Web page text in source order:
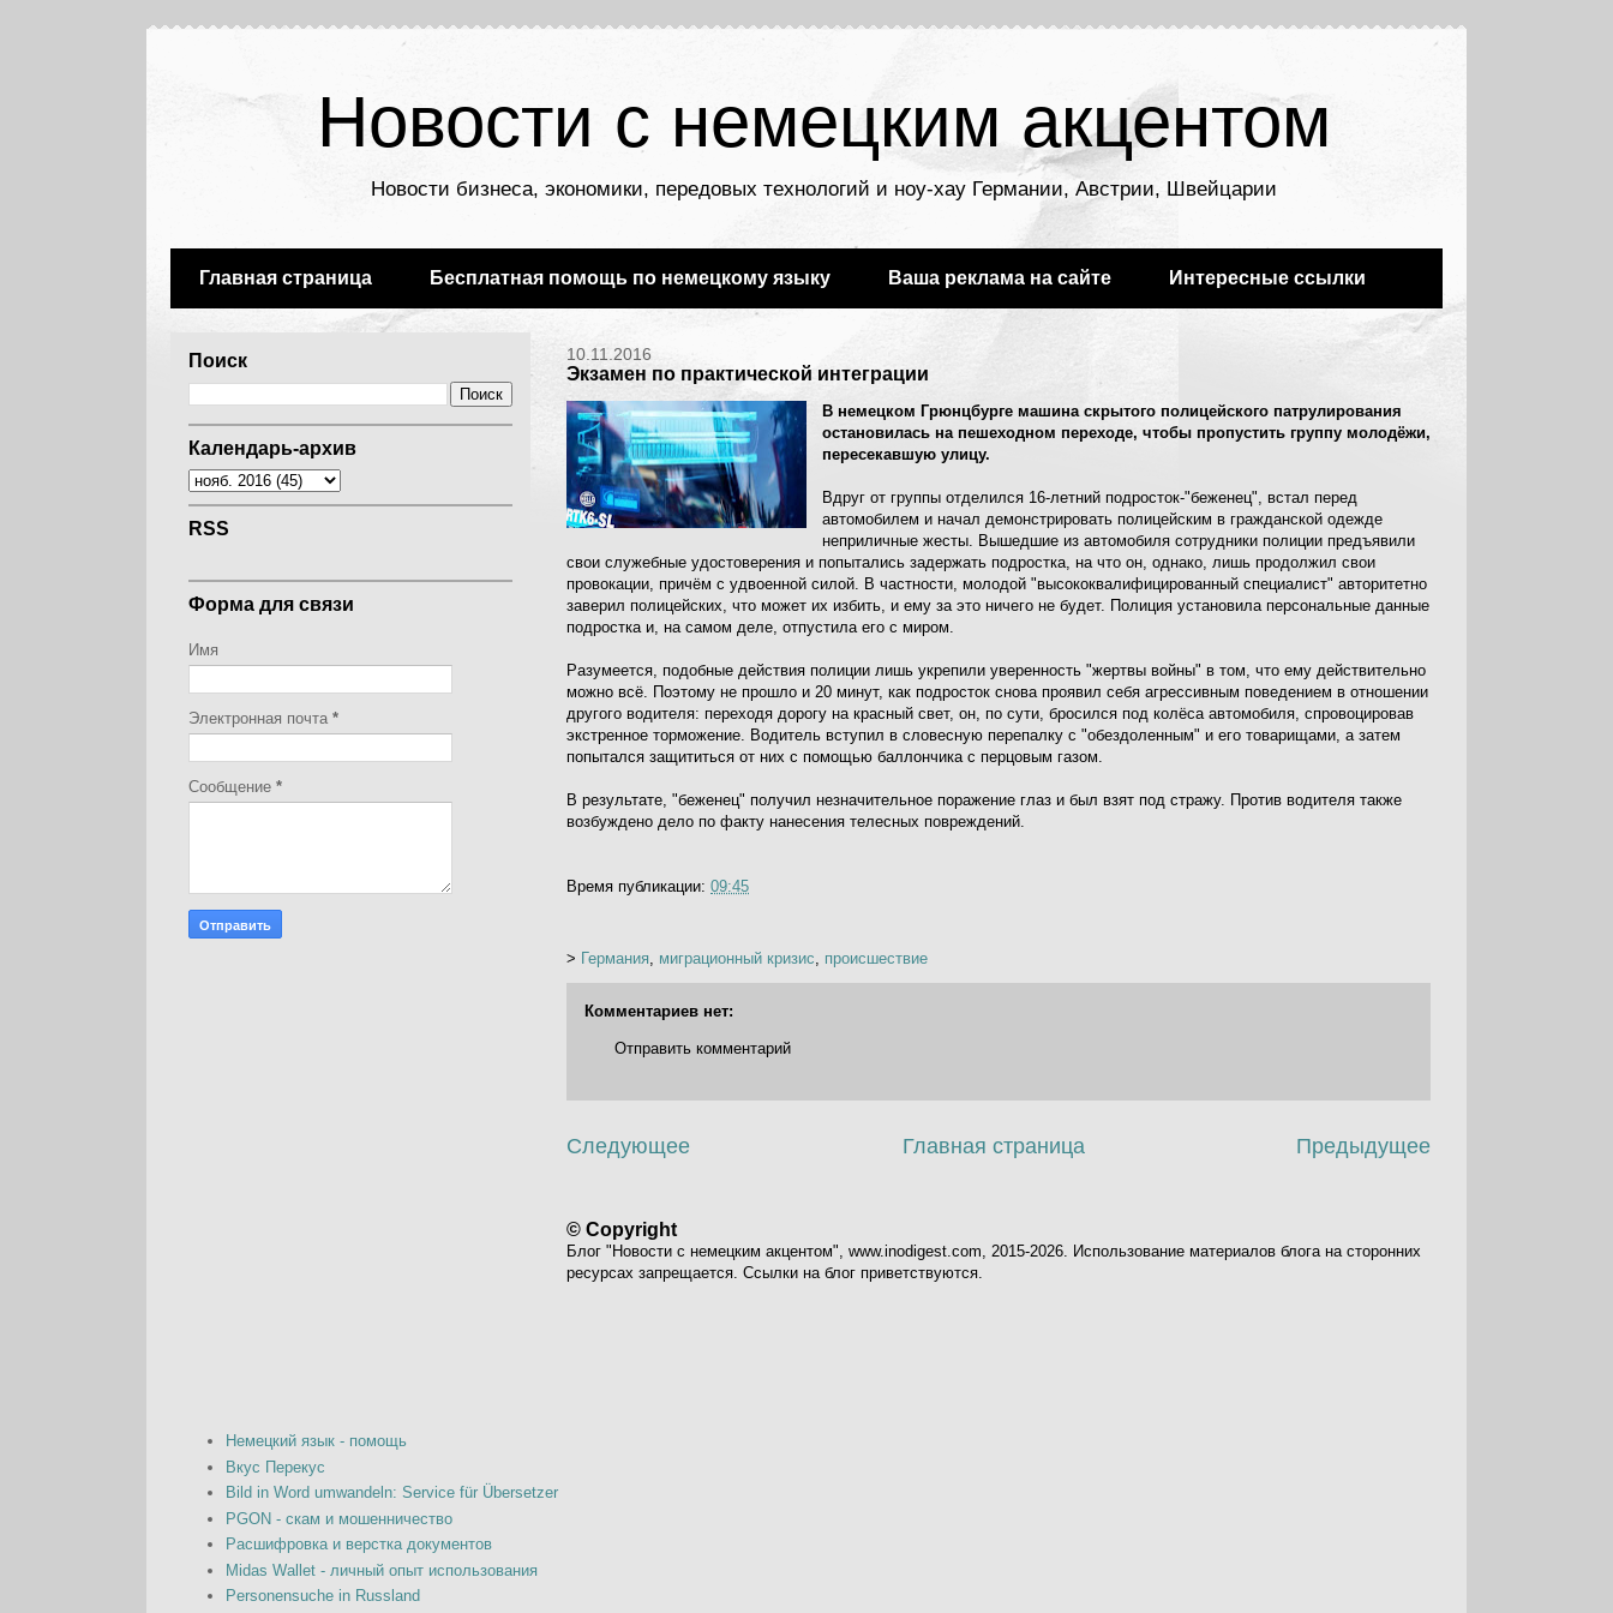
Новости с немецким акцентом
Новости бизнеса, экономики, передовых технологий и ноу-хау Германии, Австрии, Швейцарии
Главная страница Бесплатная помощь по немецкому языку Ваша реклама на сайте Интересные ссылки
10.11.2016
Экзамен по практической интеграции
В немецком Грюнцбурге машина скрытого полицейского патрулирования
остановилась на пешеходном переходе, чтобы пропустить группу молодёжи,
пересекавшую улицу.
Вдруг от группы отделился 16-летний подросток-"беженец", встал перед
автомобилем и начал демонстрировать полицейским в гражданской одежде
неприличные жесты. Вышедшие из автомобиля сотрудники полиции предъявили
свои служебные удостоверения и попытались задержать подростка, на что он, однако, лишь продолжил свои
провокации, причём с удвоенной силой. В частности, молодой "высококвалифицированный специалист" авторитетно
заверил полицейских, что может их избить, и ему за это ничего не будет. Полиция установила персональные данные
подростка и, на самом деле, отпустила его с миром.
Разумеется, подобные действия полиции лишь укрепили уверенность "жертвы войны" в том, что ему действительно
можно всё. Поэтому не прошло и 20 минут, как подросток снова проявил себя агрессивным поведением в отношении
другого водителя: переходя дорогу на красный свет, он, по сути, бросился под колёса автомобиля, спровоцировав
экстренное торможение. Водитель вступил в словесную перепалку с "обездоленным" и его товарищами, а затем
попытался защититься от них с помощью баллончика с перцовым газом.
В результате, "беженец" получил незначительное поражение глаз и был взят под стражу. Против водителя также
возбуждено дело по факту нанесения телесных повреждений.
Время публикации: 09:45
> Германия миграционный кризис происшествие
Комментариев нет:
Отправить комментарий
Следующее Предыдущее
Главная страница
© Copyright
Блог "Новости с немецким акцентом", www.inodigest.com, 2015-2026. Использование материалов блога на сторонних
ресурсах запрещается. Ссылки на блог приветствуются.
Поиск
Календарь-архив
RSS
Форма для связи
Имя
Электронная почта *
Сообщение *
Немецкий язык - помощь
Вкус Перекус
Bild in Word umwandeln: Service für Übersetzer
PGON - скам и мошенничество
Расшифровка и верстка документов
Midas Wallet - личный опыт использования
Personensuche in Russland